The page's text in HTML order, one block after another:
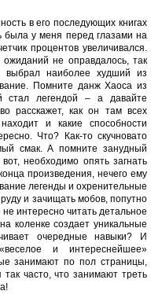
в его последующих книгах
у меня перед глазами на
процентов увеличивался.
не оправдалось, так
наиболее худший из
Помните данж Хаоса из
стал легендой – а давайте
расскажет, как он там всех
и какие способности
Что? Как-то скучновато
смак. А помните занудный
необходимо опять загнать
произведения, нечего ему
легенды и охренительные
и зачищать мобов, попутно
не интересно читать детальное
коленке создает уникальные
очередные навыки? И
и интереснейшее»
занимают по пол страницы,
часто, что занимают треть